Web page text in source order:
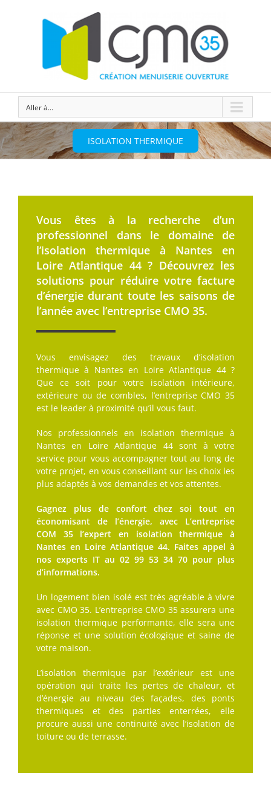
Aller à...
ISOLATION THERMIQUE
Vous êtes à la recherche d’un
professionnel dans le domaine de
l’isolation thermique à Nantes en
Loire Atlantique 44 ? Découvrez les
solutions pour réduire votre facture
d’énergie durant toute les saisons de
l’année avec l’entreprise CMO 35.
Vous envisagez des travaux d’isolation
thermique à Nantes en Loire Atlantique 44 ?
Que ce soit pour votre isolation intérieure,
extérieure ou de combles, l’entreprise CMO 35
est le leader à proximité qu’il vous faut.
Nos professionnels en isolation thermique à
Nantes en Loire Atlantique 44 sont à votre
service pour vous accompagner tout au long de
votre projet, en vous conseillant sur les choix les
plus adaptés à vos demandes et vos attentes.
Gagnez plus de confort chez soi tout en
économisant de l’énergie, avec L’entreprise
COM 35 l’expert en isolation thermique à
Nantes en Loire Atlantique 44. Faites appel à
nos experts IT au 02 99 53 34 70 pour plus
d’informations.
Un logement bien isolé est très agréable à vivre
avec CMO 35. L’entreprise CMO 35 assurera une
isolation thermique performante, elle sera une
réponse et une solution écologique et saine de
votre maison.
L’isolation thermique par l’extérieur est une
opération qui traite les pertes de chaleur, et
d’énergie au niveau des façades, des ponts
thermiques et des parties enterrées, elle
procure aussi une continuité avec l’isolation de
toiture ou de terrasse.